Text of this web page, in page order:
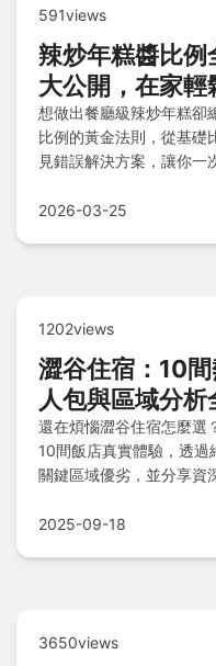
591views
辣炒年糕醬比
大公開，在家
想做出餐廳級辣炒年糕卻
比例的黃金法則，從基礎
見錯誤解決方案，讓你一
2026-03-25
1202views
澀谷住宿：10
人包與區域分析
還在煩惱澀谷住宿怎麼選
10間飯店真實體驗，透
關鍵區域優劣，並分享資
2025-09-18
3650views